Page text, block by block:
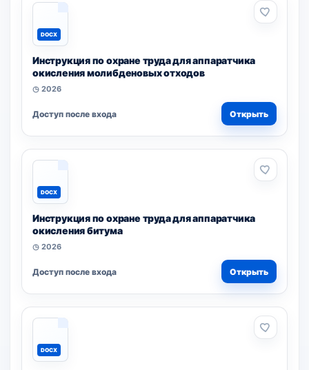
DOCX
Инструкция по охране труда для аппаратчика
окисления молибденовых отходов
◷ 2026
Доступ после входа Открыть
DOCX
Инструкция по охране труда для аппаратчика
окисления битума
◷ 2026
Доступ после входа Открыть
DOCX